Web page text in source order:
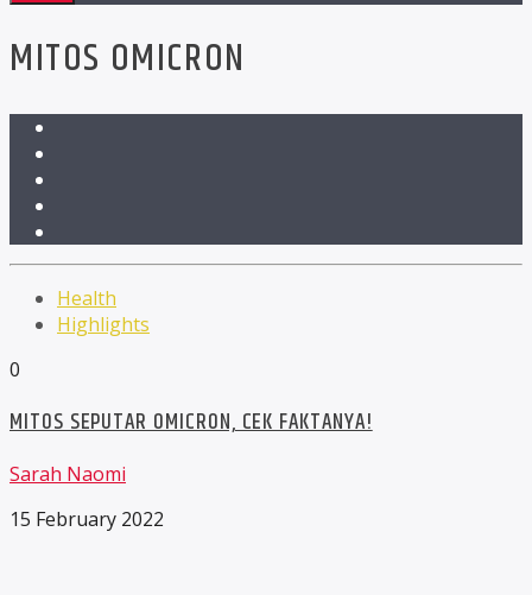
MITOS OMICRON
Health
Highlights
0
MITOS SEPUTAR OMICRON, CEK FAKTANYA!
Sarah Naomi
15 February 2022